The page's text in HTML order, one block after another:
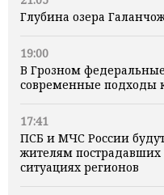
Глубина озера
19:00
В Грозном
современные подходы
17:41
ПСБ и МЧС России
жителям
ситуациях регионов